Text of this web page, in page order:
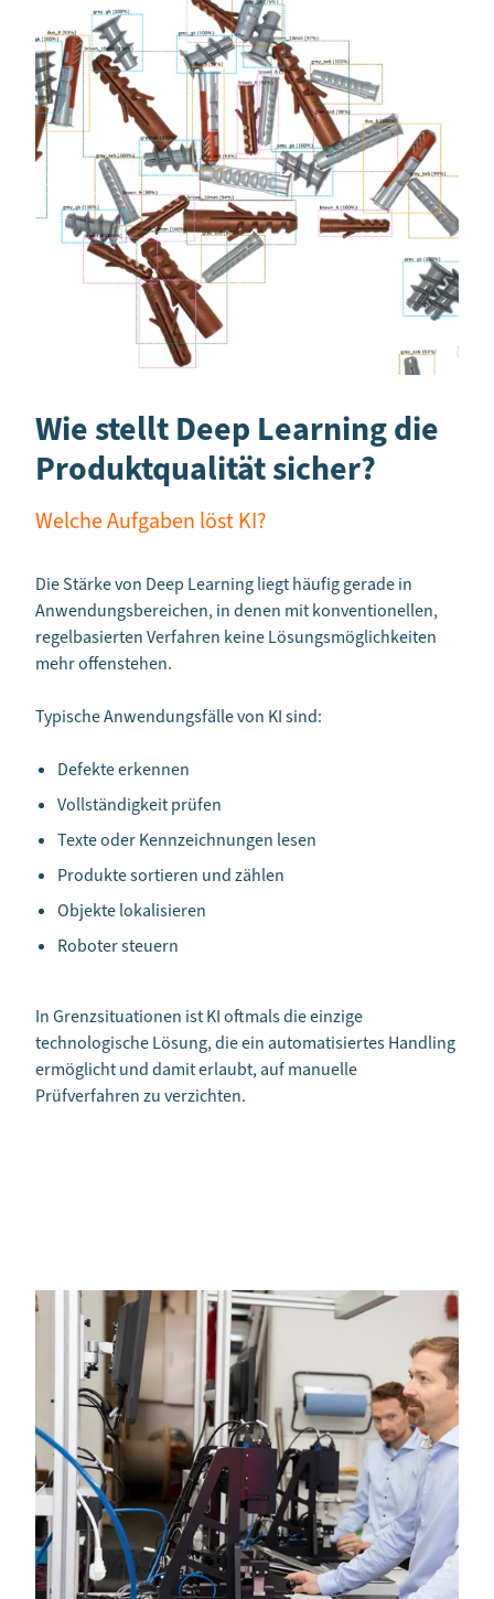
Wie stellt Deep Learning die
Produktqualität sicher?
Welche Aufgaben löst KI?
Die Stärke von Deep Learning liegt häufig gerade in
Anwendungsbereichen, in denen mit konventionellen,
regelbasierten Verfahren keine Lösungsmöglichkeiten
mehr offenstehen.
Typische Anwendungsfälle von KI sind:
Defekte erkennen
Vollständigkeit prüfen
Texte oder Kennzeichnungen lesen
Produkte sortieren und zählen
Objekte lokalisieren
Roboter steuern
In Grenzsituationen ist KI oftmals die einzige
technologische Lösung, die ein automatisiertes Handling
ermöglicht und damit erlaubt, auf manuelle
Prüfverfahren zu verzichten.